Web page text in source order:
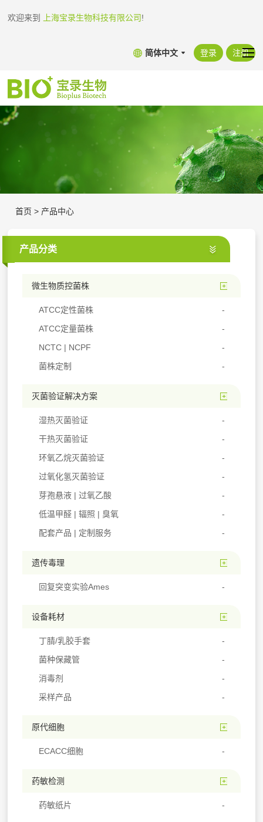
欢迎来到 上海宝录生物科技有限公司!
简体中文 登录 注册
首页 > 产品中心
产品分类
微生物质控菌株
ATCC定性菌株
ATCC定量菌株
NCTC | NCPF
菌株定制
灭菌验证解决方案
湿热灭菌验证
干热灭菌验证
环氧乙烷灭菌验证
过氧化氢灭菌验证
芽孢悬液 | 过氧乙酸
低温甲醛 | 辐照 | 臭氧
配套产品 | 定制服务
遗传毒理
回复突变实验Ames
设备耗材
丁腈/乳胶手套
菌种保藏管
消毒剂
采样产品
原代细胞
ECACC细胞
药敏检测
药敏纸片